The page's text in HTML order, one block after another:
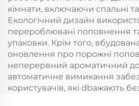
кімнати, включаючи спальні та
Екологічний дизайн
перероблювані поповнення
упаковки. Крім того,
оновлення про порожні
неперервний ароматичний
автоматичне вимикання
користувачів, які dbажають